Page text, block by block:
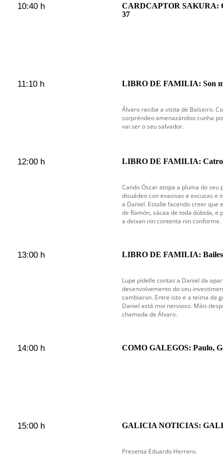
10:40 h
CARDCAPTOR SAKURA:
37
11:10 h LIBRO DE FAMILIA: Son
Álvaro recibe a visita de Balseiro.
sorpréndeo amenazándoo cunha
vai ser o seu salvador.
12:00 h LIBRO DE FAMILIA: Catro
Cando Óscar atopa a pluma do seu
disuádeo con evasivas e excusas
a Daniel. Estalle facendo creer que
de Ramón, sácaa de toda dúbida,
a deixan nin contenta nin conforme.
13:00 h LIBRO DE FAMILIA: Bailes
Lupe pídelle contas a Daniel da
desenvolvemento do seu
cambiaron. Entre isto e a teima da
Daniel está moi nervioso. Máis
chamada de Álvaro.
14:00 h COMO GALEGOS: Paulo,
15:00 h GALICIA NOTICIAS:
Presenta Eduardo Herrero.